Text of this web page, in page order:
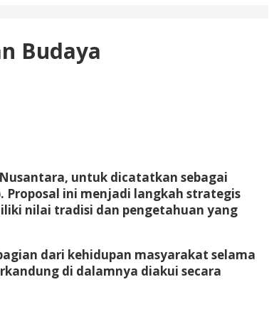
Budaya
untuk dicatatkan sebagai
. Proposal ini menjadi langkah strategis
nilai tradisi dan pengetahuan yang
dari kehidupan masyarakat selama
di dalamnya diakui secara